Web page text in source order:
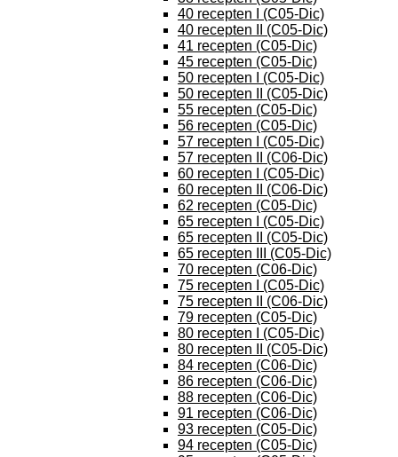
40 recepten I (C05-Dic)
40 recepten II (C05-Dic)
41 recepten (C05-Dic)
45 recepten (C05-Dic)
50 recepten I (C05-Dic)
50 recepten II (C05-Dic)
55 recepten (C05-Dic)
56 recepten (C05-Dic)
57 recepten I (C05-Dic)
57 recepten II (C06-Dic)
60 recepten I (C05-Dic)
60 recepten II (C06-Dic)
62 recepten (C05-Dic)
65 recepten I (C05-Dic)
65 recepten II (C05-Dic)
65 recepten III (C05-Dic)
70 recepten (C06-Dic)
75 recepten I (C05-Dic)
75 recepten II (C06-Dic)
79 recepten (C05-Dic)
80 recepten I (C05-Dic)
80 recepten II (C05-Dic)
84 recepten (C06-Dic)
86 recepten (C06-Dic)
88 recepten (C06-Dic)
91 recepten (C06-Dic)
93 recepten (C05-Dic)
94 recepten (C05-Dic)